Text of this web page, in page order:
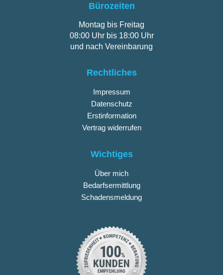
Bürozeiten
Montag bis Freitag
08:00 Uhr bis 18:00 Uhr
und nach Vereinbarung
Rechtliches
Impressum
Datenschutz
Erstinformation
Vertrag widerrufen
Wichtiges
Über mich
Bedarfsermittlung
Schadensmeldung